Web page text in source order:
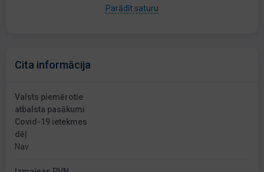
Parādīt saturu
Cita informācija
Valsts piemērotie
atbalsta pasākumi
Covid-19 ietekmes
dēļ
Nav